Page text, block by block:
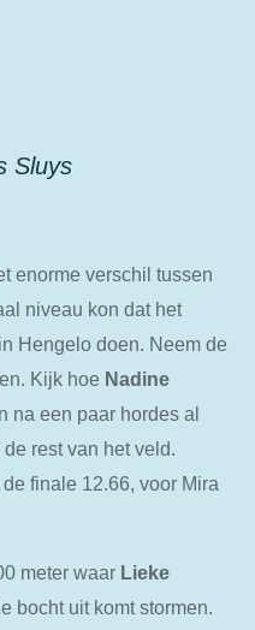
Sluys
enorme verschil tussen
niveau kon dat het
Hengelo doen. Neem de
Kijk hoe Nadine
na een paar hordes al
rest van het veld.
finale 12.66, voor Mira
meter waar Lieke
bocht uit komt stormen.